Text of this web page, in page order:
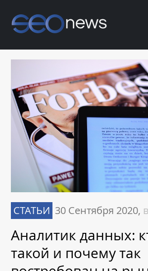
СТАТЬИ 30 Сентября 2020,
Аналитик данных:
такой и почему так